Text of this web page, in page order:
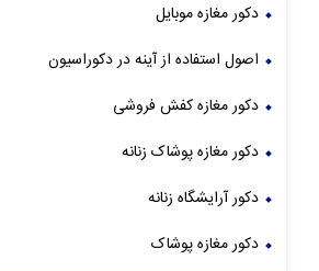
دکور مغازه موبایل
اصول استفاده از آینه در دکوراسیون
دکور مغازه کفش فروشی
دکور مغازه پوشاک زنانه
دکور آرایشگاه زنانه
دکور مغازه پوشاک